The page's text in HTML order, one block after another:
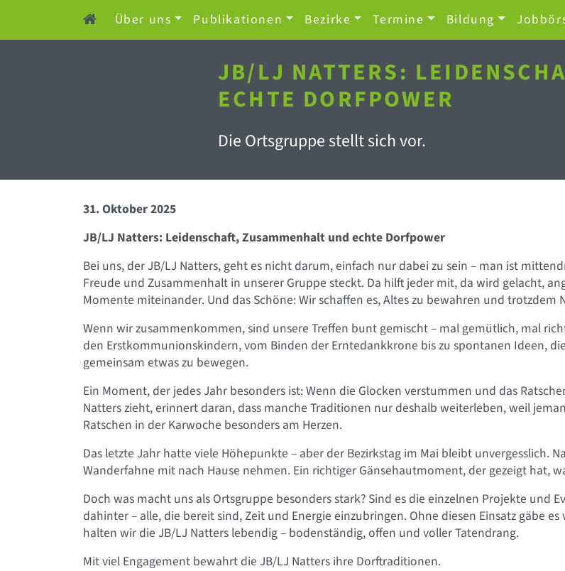
Über uns Publikationen Bezirke Termine Bildung
JB/LJ NATTERS:
ECHTE DORFPOWER
Die Ortsgruppe stellt sich vor.
31. Oktober 2025
JB/LJ Natters: Leidenschaft, Zusammenhalt und echte Dorfpower
Bei uns, der JB/LJ Natters, geht es nicht darum, einfach nur dabei zu sein – man ist
Freude und Zusammenhalt in unserer Gruppe steckt. Da hilft jeder mit, da wird gelacht,
Momente miteinander. Und das Schöne: Wir schaffen es, Altes zu bewahren und trotzdem
Wenn wir zusammenkommen, sind unsere Treffen bunt gemischt – mal gemütlich, mal
den Erstkommunionskindern, vom Binden der Erntedankkrone bis zu spontanen Ideen,
gemeinsam etwas zu bewegen.
Ein Moment, der jedes Jahr besonders ist: Wenn die Glocken verstummen und das
Natters zieht, erinnert daran, dass manche Traditionen nur deshalb weiterleben, weil
Ratschen in der Karwoche besonders am Herzen.
Das letzte Jahr hatte viele Höhepunkte – aber der Bezirkstag im Mai bleibt unvergesslich.
Wanderfahne mit nach Hause nehmen. Ein richtiger Gänsehautmoment, der gezeigt hat,
Doch was macht uns als Ortsgruppe besonders stark? Sind es die einzelnen Projekte und
dahinter – alle, die bereit sind, Zeit und Energie einzubringen. Ohne diesen Einsatz gäbe
halten wir die JB/LJ Natters lebendig – bodenständig, offen und voller Tatendrang.
Mit viel Engagement bewahrt die JB/LJ Natters ihre Dorftraditionen.